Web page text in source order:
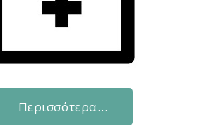
Περισσότερα…